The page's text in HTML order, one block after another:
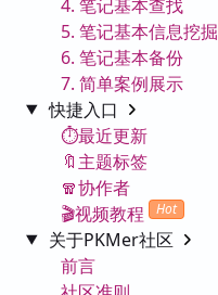
4. 笔记基本查找
5. 笔记基本信息挖掘
6. 笔记基本备份
7. 简单案例展示
快捷入口
⏱️最近更新
🔖主题标签
🧣协作者
🎬视频教程
Hot
关于PKMer社区
前言